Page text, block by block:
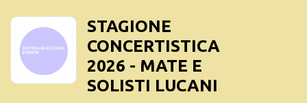
STAGIONE
CONCERTISTICA
2026 - MATE E
SOLISTI LUCANI